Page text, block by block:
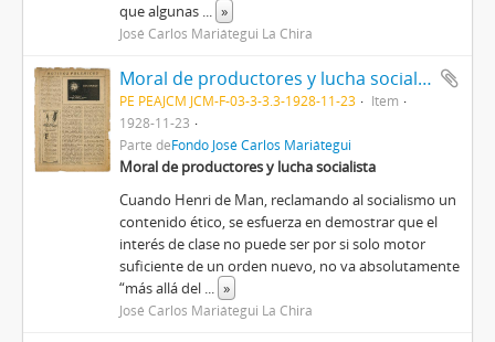
que algunas ... »
José Carlos Mariátegui La Chira
Moral de productores y lucha socialista [Recorte de prensa]
PE PEAJCM JCM-F-03-3-3.3-1928-11-23
Item
1928-11-23
Parte deFondo José Carlos Mariátegui
Moral de productores y lucha socialista
Cuando Henri de Man, reclamando al socialismo un
contenido ético, se esfuerza en demostrar que el
interés de clase no puede ser por si solo motor
suficiente de un orden nuevo, no va absolutamente
“más allá del ... »
José Carlos Mariátegui La Chira